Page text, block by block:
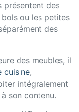
présentent des
bols ou les petites
des
des meubles, il
cuisine,
intégralement
son contenu.